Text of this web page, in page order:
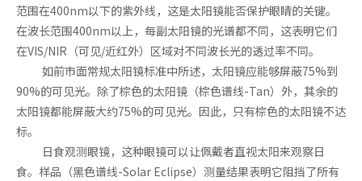
范围在400nm以下的紫外线，这是太阳镜能否保护眼睛的关键。
在波长范围400nm以上，每副太阳镜的光谱都不同，这表明它们
在VIS/NIR（可见/近红外）区域对不同波长光的透过率不同。
如前市面常规太阳镜标准中所述，太阳镜应能够屏蔽75%到
90%的可见光。除了棕色的太阳镜（棕色谱线-Tan）外，其余的
太阳镜都能屏蔽大约75%的可见光。因此，只有棕色的太阳镜不达
标。
日食观测眼镜，这种眼镜可以让佩戴者直视太阳来观察日
食。样品（黑色谱线-Solar Eclipse）测量结果表明它阻挡了所有